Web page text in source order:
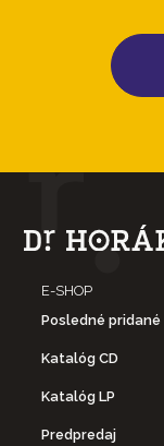
E-SHOP
Posledné pridané
Katalóg CD
Katalóg LP
Predpredaj